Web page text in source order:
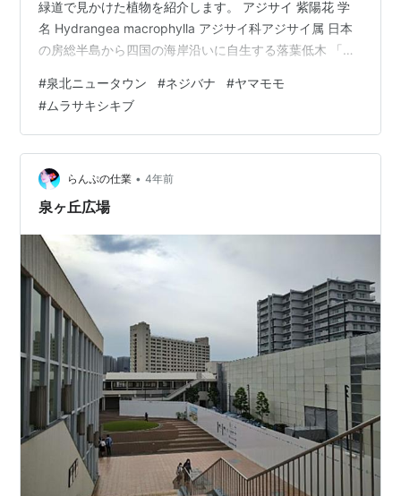
緑道で見かけた植物を紹介します。 アジサイ 紫陽花 学
名 Hydrangea macrophylla アジサイ科アジサイ属 日本
の房総半島から四国の海岸沿いに自生する落葉低木 「ア
クアジサイ 額紫陽花 学名Hydrangea macrophylla
f.normalis アジサイ科アジサイ属 関東地方の海岸に自生
している ネジバナ 捩花 学 名 Spiranthes sinensis subsp.
Australis ラン科 ネジバナ属 北…
#泉北ニュータウン #ネジバナ #ヤマモモ
#ムラサキシキブ
らんぷの仕業 • 4年前
泉ヶ丘広場